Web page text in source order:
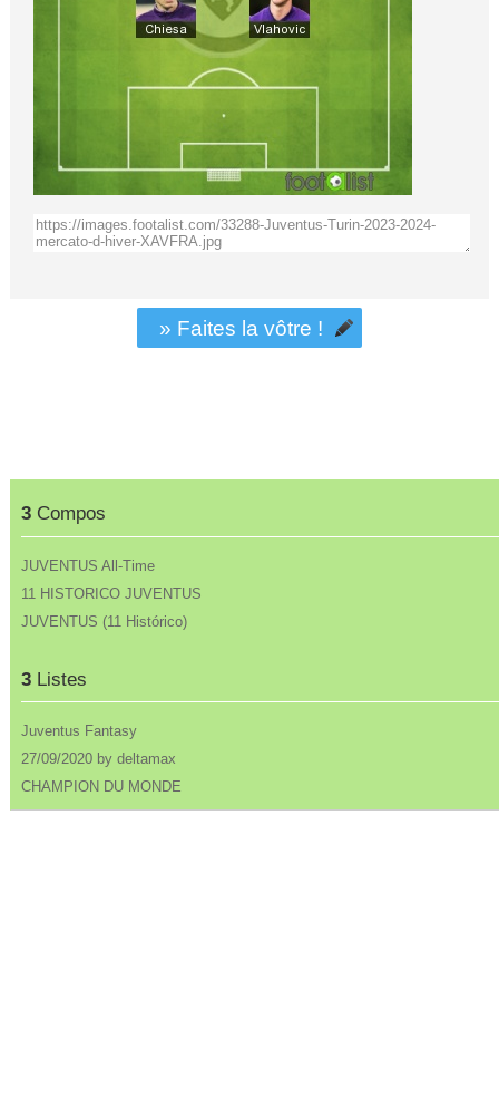
3Compos
JUVENTUS All-Time
11 HISTORICO JUVENTUS
JUVENTUS (11 Histórico)
3Listes
Juventus Fantasy
27/09/2020 by deltamax
CHAMPION DU MONDE
» Faites la vôtre !